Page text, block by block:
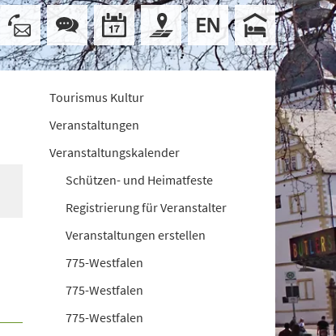
Tourismus Kultur
Veranstaltungen
Veranstaltungskalender
Schützen- und Heimatfeste
Registrierung für Veranstalter
Veranstaltungen erstellen
775-Westfalen
775-Westfalen
775-Westfalen